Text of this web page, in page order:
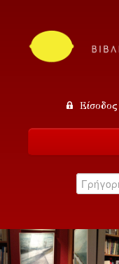
Είσοδος
Κατάλογος
Εκδηλώσεις